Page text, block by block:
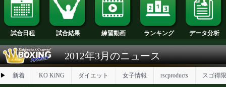
試合日程 試合結果 練習動画 ランキング